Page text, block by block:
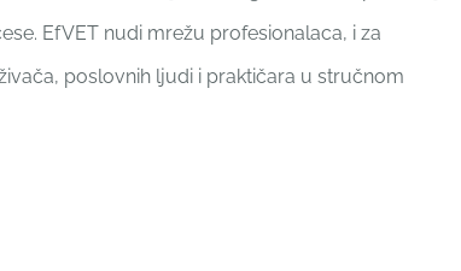
EfVET nudi mrežu profesionalaca, i za
poslovnih ljudi i praktičara u stručnom